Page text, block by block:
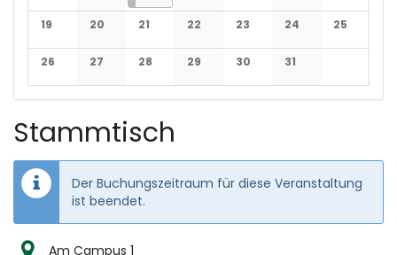
Keine Veranstaltungen
Keine VeranstaltungenKeine Veranstaltungen
Keine Veranstaltungen
Keine Keine
19
Keine Veranstaltungen
20
Keine Veranstaltungen
21
Keine Veranstaltungen
22
Keine Veranstaltungen
23
Keine Veranstaltungen
24
Keine
25
Keine
26
Keine Veranstaltungen
27
Keine Veranstaltungen
28
Keine Veranstaltungen
29
Keine Veranstaltungen
30
Keine Veranstaltungen
31
Keine
Stammtisch
Der Buchungszeitraum für diese Veranstaltung
ist beendet.
Am Campus 1